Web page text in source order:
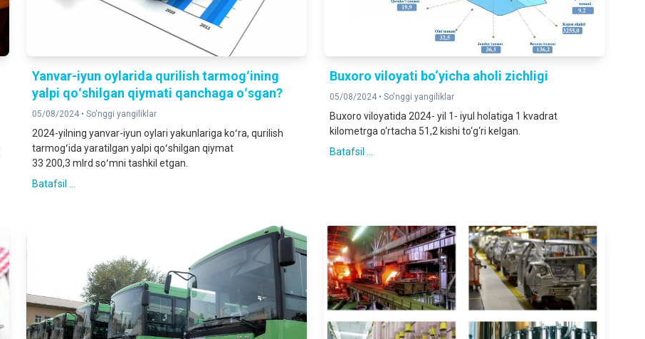
Yanvar-iyun oylarida qurilish tarmogʻining
yalpi qoʻshilgan qiymati qanchaga oʻsgan?
05/08/2024 • So'nggi yangiliklar
2024-yilning yanvar-iyun oylari yakunlariga koʻra, qurilish
tarmogʻida yaratilgan yalpi qoʻshilgan qiymat
33 200,3 mlrd soʻmni tashkil etgan.
Batafsil ...
Buxoro viloyati bo‘yicha aholi zichligi
05/08/2024 •So'nggi yangiliklar
Buxoro viloyatida 2024- yil 1- iyul holatiga 1 kvadrat
kilometrga o‘rtacha 51,2 kishi to‘g‘ri kelgan.
Batafsil ...